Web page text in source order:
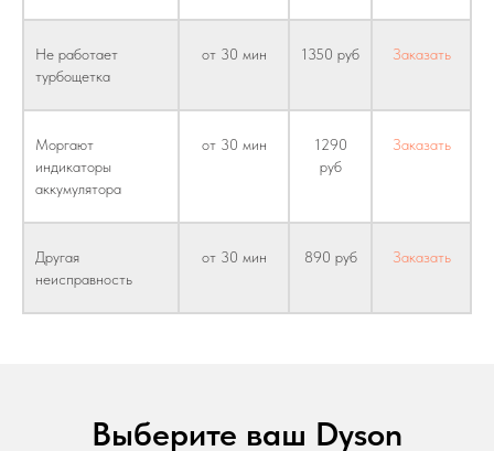
Не работает
турбощетка
от 30 мин 1350 руб Заказать
Моргают
индикаторы
аккумулятора
от 30 мин
1290
руб
Заказать
Другая
неисправность
от 30 мин 890 руб Заказать
Выберите ваш Dyson